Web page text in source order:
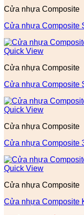
Cửa nhựa Composite
Cửa nhựa Composite
Quick View
Cửa nhựa Composite
Cửa nhựa Composite
Quick View
Cửa nhựa Composite
Cửa nhựa Composite
Quick View
Cửa nhựa Composite
Cửa nhựa Composite